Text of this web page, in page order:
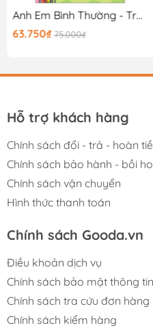
Anh Em Bình Thường - Trận Chiến Đi Trước Một Bước
63.750₫ 75.000₫
Hỗ trợ khách hàng
Chính sách đổi - trả - hoàn
Chính sách bảo hành - bồi
Chính sách vận chuyển
Hình thức thanh toán
Chính sách Gooda.vn
Điều khoản dịch vụ
Chính sách bảo mật thông
Chính sách tra cứu đơn hàng
Chính sách kiểm hàng